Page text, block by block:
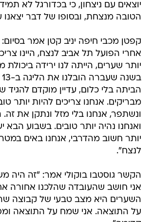
יוצאים עם ניצחון, כי בכדורגל לא
הטובה מנצחת, ובסופו של דבר יצאנו
קפטן מכבי חיפה יניב קטן אמר
אחרי הפועל תל אביב לנצח, היינו
הביתה בלי כלום, עדיין מוקדם להגיד
מבריקים. אנחנו צריכים להיות יותר
ונשתפר, אנחנו בלי מזל ונתקן את זה.
ואנחנו נהיה יותר טובים. בשבוע הבא
יותר חשוב מהדרבי, אנחנו באים
לנצח".
הקשר גוסטבו בוקולי אמר: "זה היה
אני חושב שהעובדה שהלכנו אחורה
השערים היא מצב טבעי של קבוצה
על התוצאה. אני שמח על התוצאה